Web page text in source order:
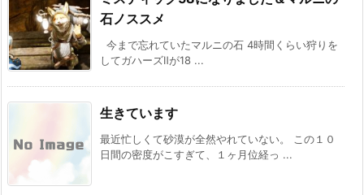
石ノススメ
今まで忘れていたマルニの石 4時間くらい狩りを
してガハーズⅡが18 ...
生きています
最近忙しくて砂漠が全然やれていない。 この１０
日間の密度がこすぎて、１ヶ月位経っ ...